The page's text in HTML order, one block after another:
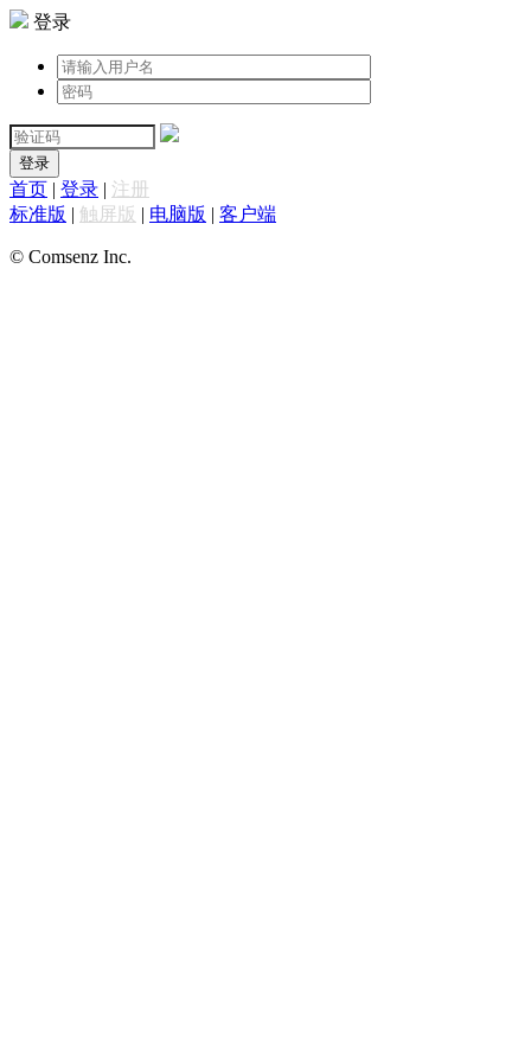
登录
登录
首页 | 登录 | 注册
标准版 | 触屏版 | 电脑版 | 客户端
© Comsenz Inc.